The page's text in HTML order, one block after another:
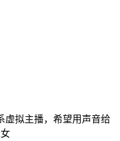
虚拟主播，希望用声音给